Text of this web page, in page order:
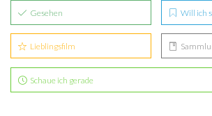
Gesehen Will ich
Lieblingsfilm
Schaue ich gerade